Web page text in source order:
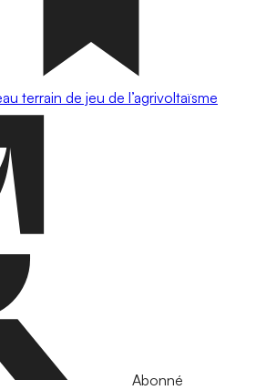
terrain de jeu de l’agrivoltaïsme
Abonné